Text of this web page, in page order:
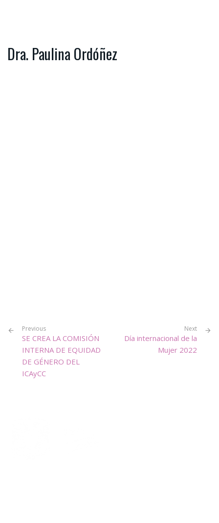
Dra. Paulina Ordóñez
Previous
SE CREA LA COMISIÓN
INTERNA DE EQUIDAD
DE GÉNERO DEL
ICAyCC
Next
Día internacional de la
Mujer 2022